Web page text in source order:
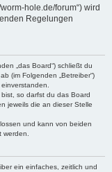
hole.de/forum“) wird
Regelungen
„das Board“) schließt du
(im Folgenden „Betreiber“)
so darfst du das Board
jeweils die an dieser Stelle
und kann von beiden
ein einfaches, zeitlich und